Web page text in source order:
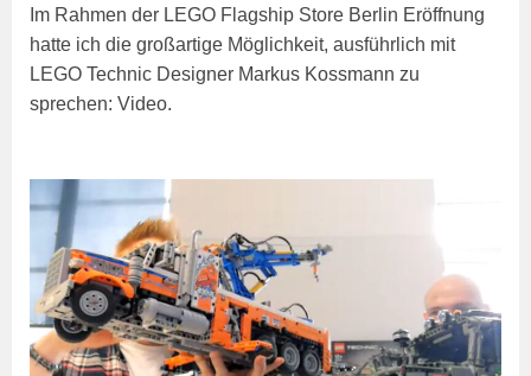
Im Rahmen der LEGO Flagship Store Berlin Eröffnung
hatte ich die großartige Möglichkeit, ausführlich mit
LEGO Technic Designer Markus Kossmann zu
sprechen: Video.